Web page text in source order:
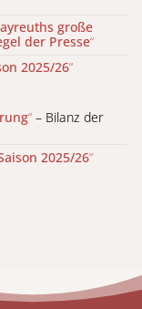
große
der Presse“
2025/26“
“ – Bilanz der
2025/26“